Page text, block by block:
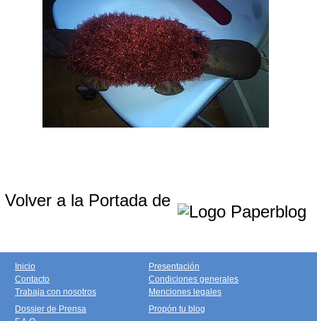
Volver a la Portada de
Inicio
Contacto
Trabaja con nosotros
Presentación
Condiciones generales
Menciones legales
Dossier de Prensa
Propón tu blog